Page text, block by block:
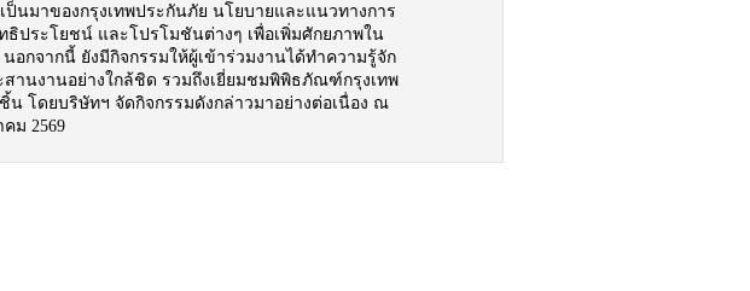
นมาของกรุงเทพประกันภัย นโยบายและแนวทางการ
ประโยชน์ และโปรโมชันต่างๆ เพื่อเพิ่มศักยภาพใน
กจากนี้ ยังมีกิจกรรมให้ผู้เข้าร่วมงานได้ทำความรู้จัก
านงานอย่างใกล้ชิด รวมถึงเยี่ยมชมพิพิธภัณฑ์กรุงเทพ
โดยบริษัทฯ จัดกิจกรรมดังกล่าวมาอย่างต่อเนื่อง ณ
ม 2569